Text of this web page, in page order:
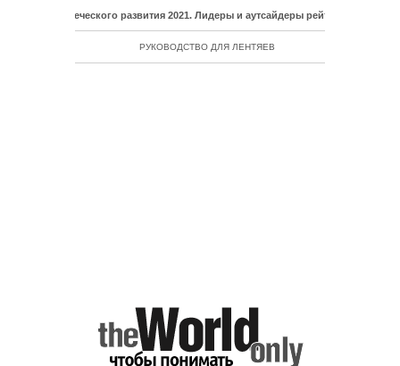
развития 2021. Лидеры и аутсайдеры рейтинга ИЧР
РУКОВОДСТВО ДЛЯ ЛЕНТЯЕВ